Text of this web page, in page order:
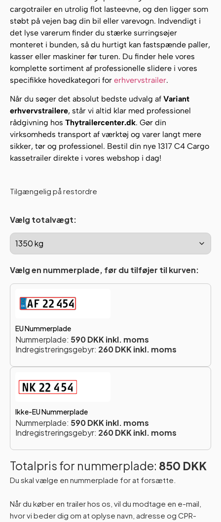
cargotrailer en utrolig flot lasteevne, og den ligger som
støbt på vejen bag din bil eller varevogn. Indvendigt i
det lyse varerum finder du stærke surringsøjer
monteret i bunden, så du hurtigt kan fastspænde paller,
kasser eller maskiner før turen. Du finder hele vores
komplette sortiment af professionelle slidere i vores
specifikke hovedkategori for erhvervstrailer.
Når du søger det absolut bedste udvalg af Variant
erhvervstrailere, står vi altid klar med professionel
rådgivning hos Thytrailercenter.dk. Gør din
virksomheds transport af værktøj og varer langt mere
sikker, tør og professionel. Bestil din nye 1317 C4 Cargo
kassetrailer direkte i vores webshop i dag!
Tilgængelig på restordre
Vælg totalvægt:
Vælg en nummerplade, før du tilføjer til kurven:
EU Nummerplade
Nummerplade: 590 DKK inkl. moms
Indregistreringsgebyr: 260 DKK inkl. moms
Ikke-EU Nummerplade
Nummerplade: 590 DKK inkl. moms
Indregistreringsgebyr: 260 DKK inkl. moms
Totalpris for nummerplade: 850 DKK
Du skal vælge en nummerplade for at forsætte.
Når du køber en trailer hos os, vil du modtage en e-mail,
hvor vi beder dig om at oplyse navn, adresse og CPR-